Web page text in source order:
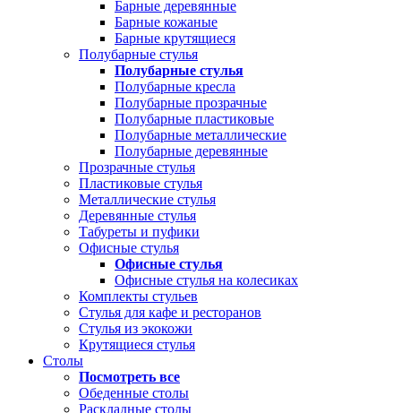
Барные деревянные
Барные кожаные
Барные крутящиеся
Полубарные стулья
Полубарные стулья
Полубарные кресла
Полубарные прозрачные
Полубарные пластиковые
Полубарные металлические
Полубарные деревянные
Прозрачные стулья
Пластиковые стулья
Металлические стулья
Деревянные стулья
Табуреты и пуфики
Офисные стулья
Офисные стулья
Офисные стулья на колесиках
Комплекты стульев
Стулья для кафе и ресторанов
Стулья из экокожи
Крутящиеся стулья
Столы
Посмотреть все
Обеденные столы
Раскладные столы